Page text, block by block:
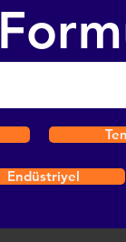
Endüstriyel